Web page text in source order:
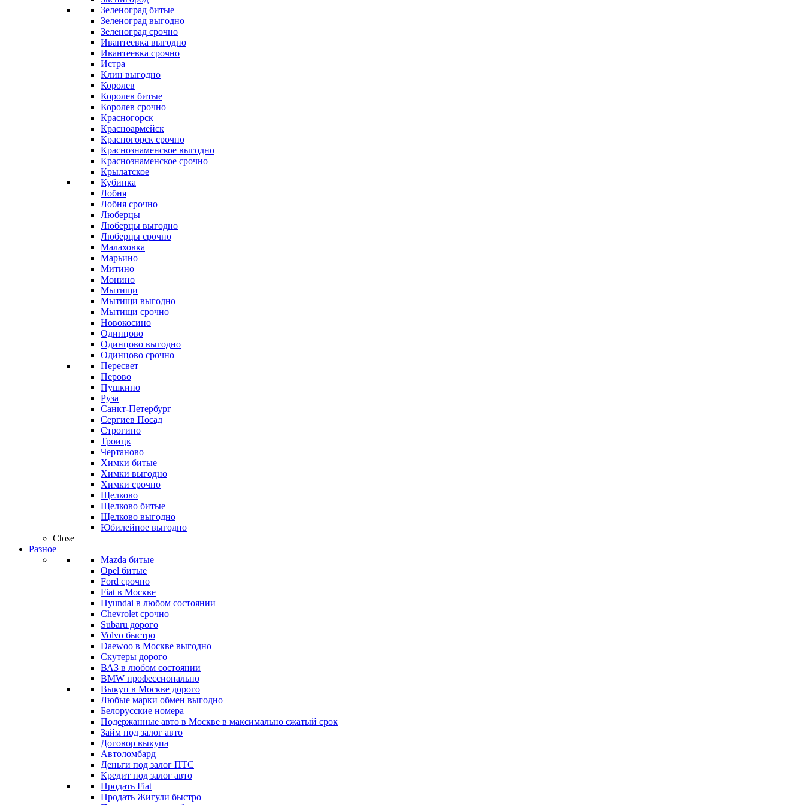
Зеленоград битые
Зеленоград выгодно
Зеленоград срочно
Ивантеевка выгодно
Ивантеевка срочно
Истра
Клин выгодно
Королев
Королев битые
Королев срочно
Красногорск
Красноармейск
Красногорск срочно
Краснознаменское выгодно
Краснознаменское срочно
Крылатское
Кубинка
Лобня
Лобня срочно
Люберцы
Люберцы выгодно
Люберцы срочно
Малаховка
Марьино
Митино
Монино
Мытищи
Мытищи выгодно
Мытищи срочно
Новокосино
Одинцово
Одинцово выгодно
Одинцово срочно
Пересвет
Перово
Пушкино
Руза
Санкт-Петербург
Сергиев Посад
Строгино
Троицк
Чертаново
Химки битые
Химки выгодно
Химки срочно
Щелково
Щелково битые
Щелково выгодно
Юбилейное выгодно
Close
Разное
Mazda битые
Opel битые
Ford срочно
Fiat в Москве
Hyundai в любом состоянии
Chevrolet срочно
Subaru дорого
Volvo быстро
Daewoo в Москве выгодно
Скутеры дорого
ВАЗ в любом состоянии
BMW профессионально
Выкуп в Москве дорого
Любые марки обмен выгодно
Белорусские номера
Подержанные авто в Москве в максимально сжатый срок
Займ под залог авто
Договор выкупа
Автоломбард
Деньги под залог ПТС
Кредит под залог авто
Продать Fiat
Продать Жигули быстро